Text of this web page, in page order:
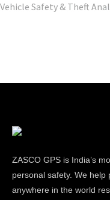
Vehicle Safety & Theft
ZASCO GPS is India’s
personal safety. We
anywhere in the world